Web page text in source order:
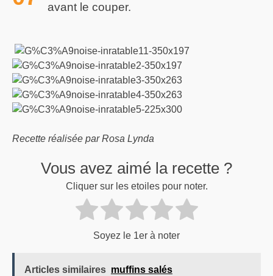
avant le couper.
Recette réalisée par Rosa Lynda
Vous avez aimé la recette ?
Cliquer sur les etoiles pour noter.
Soyez le 1er à noter
Articles similaires muffins salés